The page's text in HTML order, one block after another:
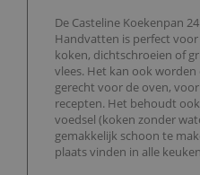
De Casteline Koekenpan
Handvatten is perfect
koken, dichtschroeien of
vlees. Het kan ook
gerecht voor de oven,
recepten. Het behoudt
voedsel (koken zonder
gemakkelijk schoon te
plaats vinden in alle